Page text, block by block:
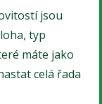
jsou
typ
máte jako
celá řada